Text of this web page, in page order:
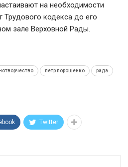
на необходимости
Трудового кодекса до его
зале Верховной Рады.
петр порошенко рада
Twitter